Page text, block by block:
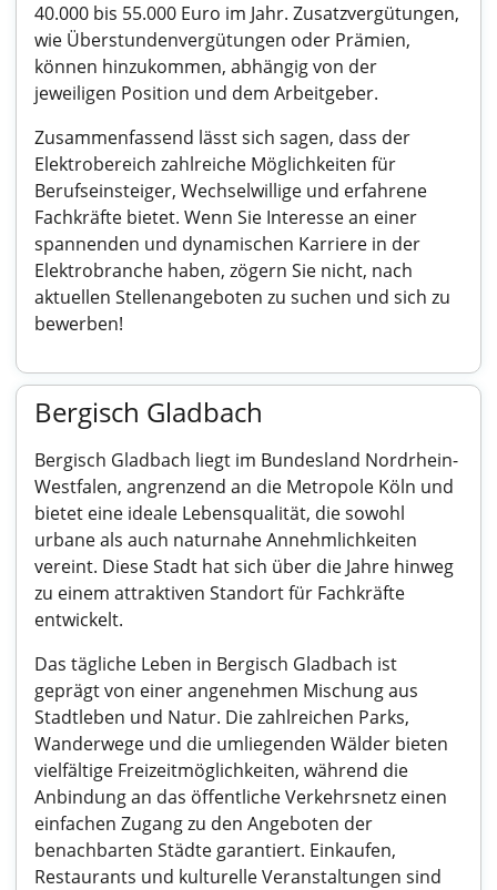
40.000 bis 55.000 Euro im Jahr. Zusatzvergütungen,
wie Überstundenvergütungen oder Prämien,
können hinzukommen, abhängig von der
jeweiligen Position und dem Arbeitgeber.
Zusammenfassend lässt sich sagen, dass der
Elektrobereich zahlreiche Möglichkeiten für
Berufseinsteiger, Wechselwillige und erfahrene
Fachkräfte bietet. Wenn Sie Interesse an einer
spannenden und dynamischen Karriere in der
Elektrobranche haben, zögern Sie nicht, nach
aktuellen Stellenangeboten zu suchen und sich zu
bewerben!
Bergisch Gladbach
Bergisch Gladbach liegt im Bundesland Nordrhein-
Westfalen, angrenzend an die Metropole Köln und
bietet eine ideale Lebensqualität, die sowohl
urbane als auch naturnahe Annehmlichkeiten
vereint. Diese Stadt hat sich über die Jahre hinweg
zu einem attraktiven Standort für Fachkräfte
entwickelt.
Das tägliche Leben in Bergisch Gladbach ist
geprägt von einer angenehmen Mischung aus
Stadtleben und Natur. Die zahlreichen Parks,
Wanderwege und die umliegenden Wälder bieten
vielfältige Freizeitmöglichkeiten, während die
Anbindung an das öffentliche Verkehrsnetz einen
einfachen Zugang zu den Angeboten der
benachbarten Städte garantiert. Einkaufen,
Restaurants und kulturelle Veranstaltungen sind